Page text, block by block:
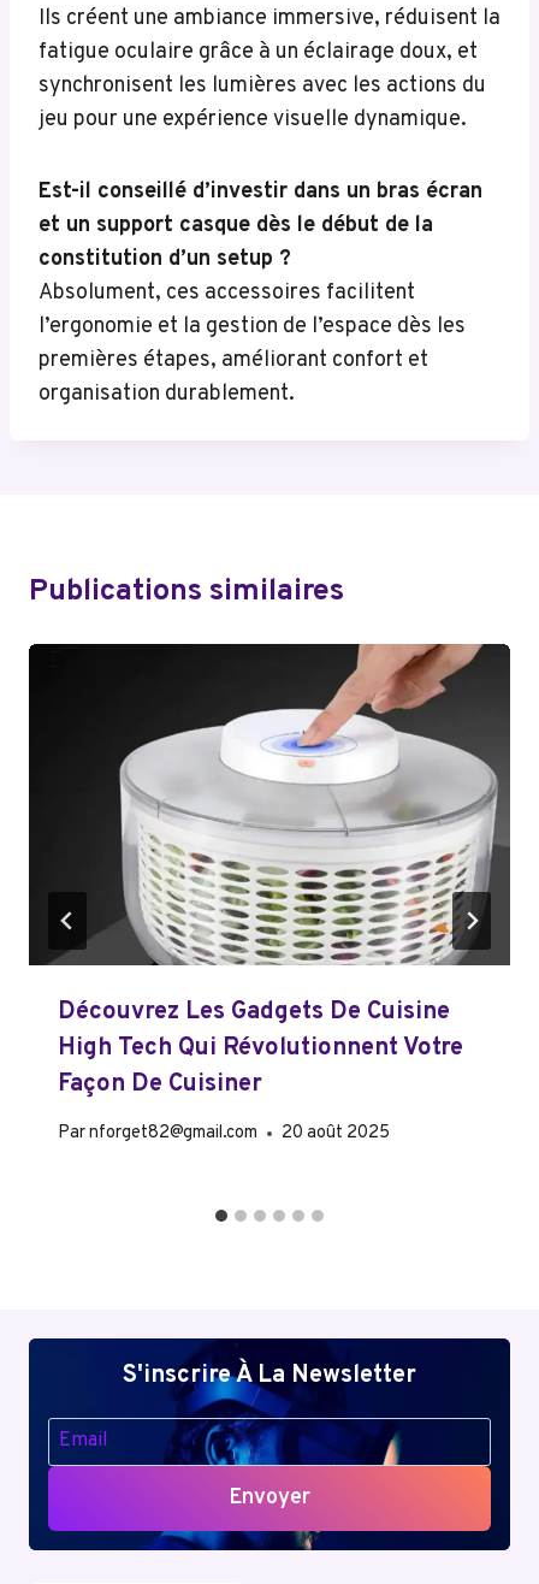
Ils créent une ambiance immersive, réduisent la
fatigue oculaire grâce à un éclairage doux, et
synchronisent les lumières avec les actions du
jeu pour une expérience visuelle dynamique.
Est-il conseillé d’investir dans un bras écran
et un support casque dès le début de la
constitution d’un setup ?
Absolument, ces accessoires facilitent
l’ergonomie et la gestion de l’espace dès les
premières étapes, améliorant confort et
organisation durablement.
Publications similaires
Découvrez Les Gadgets De Cuisine
High Tech Qui Révolutionnent Votre
Façon De Cuisiner
Parnforget82@gmail.com 20 août 2025
S'inscrire À La Newsletter
Envoyer